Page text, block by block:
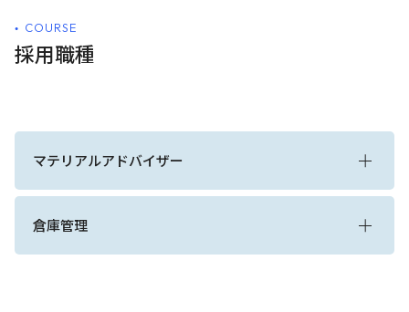
COURSE
採用職種
マテリアルアドバイザー
倉庫管理